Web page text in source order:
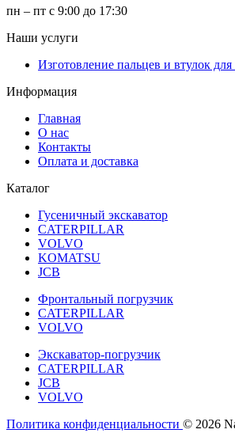
пн – пт с 9:00 до 17:30
Наши услуги
Изготовление пальцев и втулок
Информация
Главная
О нас
Контакты
Оплата и доставка
Каталог
Гусеничный экскаватор
CATERPILLAR
VOLVO
KOMATSU
JCB
Фронтальный погрузчик
CATERPILLAR
VOLVO
Экскаватор-погрузчик
CATERPILLAR
JCB
VOLVO
Политика конфиденциальности © 2026